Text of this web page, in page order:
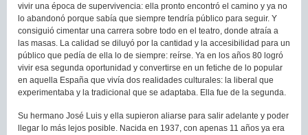
vivir una época de supervivencia: ella pronto encontró el camino y ya no
lo abandonó porque sabía que siempre tendría público para seguir. Y
consiguió cimentar una carrera sobre todo en el teatro, donde atraía a
las masas. La calidad se diluyó por la cantidad y la accesibilidad para un
público que pedía de ella lo de siempre: reírse. Ya en los años 80 logró
vivir esa segunda oportunidad y convertirse en un fetiche de lo popular
en aquella España que vivía dos realidades culturales: la liberal que
experimentaba y la tradicional que se adaptaba. Ella fue de la segunda.
Su hermano José Luis y ella supieron aliarse para salir adelante y poder
llegar lo más lejos posible. Nacida en 1937, con apenas 11 años ya era